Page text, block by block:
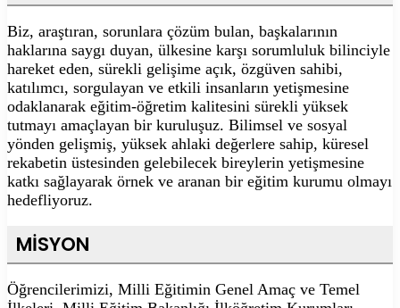
Biz, araştıran, sorunlara çözüm bulan, başkalarının
haklarına saygı duyan, ülkesine karşı sorumluluk bilinciyle
hareket eden, sürekli gelişime açık, özgüven sahibi,
katılımcı, sorgulayan ve etkili insanların yetişmesine
odaklanarak eğitim-öğretim kalitesini sürekli yüksek
tutmayı amaçlayan bir kuruluşuz. Bilimsel ve sosyal
yönden gelişmiş, yüksek ahlaki değerlere sahip, küresel
rekabetin üstesinden gelebilecek bireylerin yetişmesine
katkı sağlayarak örnek ve aranan bir eğitim kurumu olmayı
hedefliyoruz.
MİSYON
Öğrencilerimizi, Milli Eğitimin Genel Amaç ve Temel